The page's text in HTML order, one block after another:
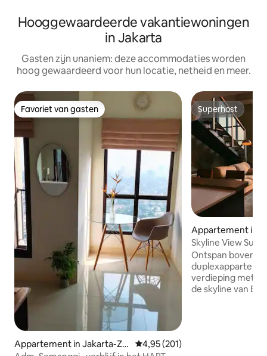
Hooggewaardeerde vakantiewoningen
in Jakarta
Gasten zijn unaniem: deze accommodaties worden
hoog gewaardeerd voor hun locatie, netheid en meer.
Favoriet van gasten
Favoriet van gasten
Appartement in Jakarta-Zui
Gemiddelde beoordeling van
4,95 (201)
Superhost
Superhost
Appartement in
Serpong
Skyline View Suite
Ontspan boven
verdieping met
de skyline van